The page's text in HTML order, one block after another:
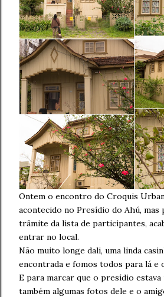
Ontem o encontro do Croquis
acontecido no Presídio do Ahú, mas
trâmite da lista de participantes,
entrar no local.
Não muito longe dali, uma linda
encontrada e fomos todos para lá e
E para marcar que o presídio
também algumas fotos dele e o